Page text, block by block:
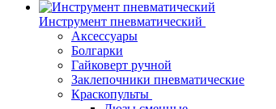
Инструмент пневматический
Аксессуары
Болгарки
Гайковерт ручной
Заклепочники пневматические
Краскопульты